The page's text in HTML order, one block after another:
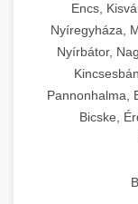
Encs,
Nyíregyháza,
Nyírbátor,
Pannonhalma,
Bicske,